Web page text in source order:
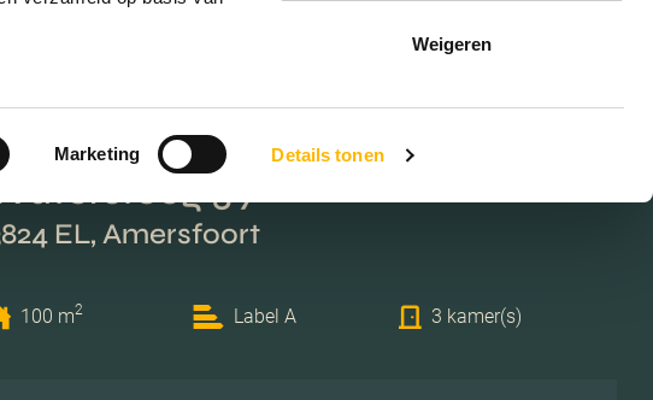
Marketing Details tonen
Weigeren
39
EL, Amersfoort
100 m2 Label A 3 kamer(s)